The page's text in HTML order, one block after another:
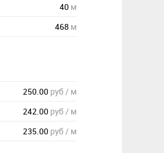
40 м
468 м
250.00 руб / м
242.00 руб / м
235.00 руб / м